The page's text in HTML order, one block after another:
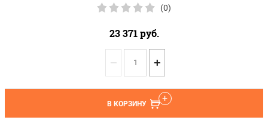
(0)
23 371руб.
− +
В КОРЗИНУ